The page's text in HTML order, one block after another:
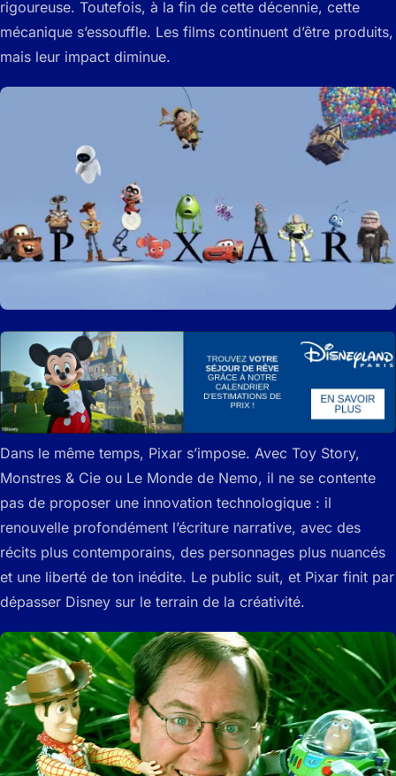
rigoureuse. Toutefois, à la fin de cette décennie, cette
mécanique s’essouffle. Les films continuent d’être produits,
mais leur impact diminue.
Dans le même temps, Pixar s’impose. Avec Toy Story,
Monstres & Cie ou Le Monde de Nemo, il ne se contente
pas de proposer une innovation technologique : il
renouvelle profondément l’écriture narrative, avec des
récits plus contemporains, des personnages plus nuancés
et une liberté de ton inédite. Le public suit, et Pixar finit par
dépasser Disney sur le terrain de la créativité.